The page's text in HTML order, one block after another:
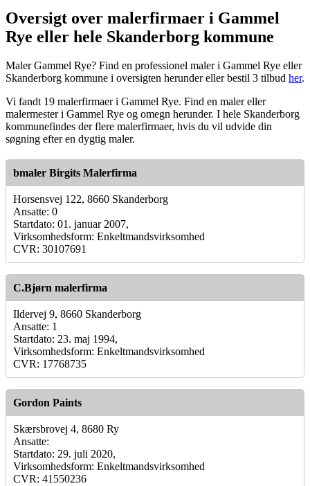
Oversigt over malerfirmaer i Gammel
Rye eller hele Skanderborg kommune
Maler Gammel Rye? Find en professionel maler i Gammel Rye eller
Skanderborg kommune i oversigten herunder eller bestil 3 tilbud her.
Vi fandt 19 malerfirmaer i Gammel Rye. Find en maler eller
malermester i Gammel Rye og omegn herunder. I hele Skanderborg
kommunefindes der flere malerfirmaer, hvis du vil udvide din
søgning efter en dygtig maler.
bmaler Birgits Malerfirma
Horsensvej 122, 8660 Skanderborg
Ansatte: 0
Startdato: 01. januar 2007,
Virksomhedsform: Enkeltmandsvirksomhed
CVR: 30107691
C.Bjørn malerfirma
Ildervej 9, 8660 Skanderborg
Ansatte: 1
Startdato: 23. maj 1994,
Virksomhedsform: Enkeltmandsvirksomhed
CVR: 17768735
Gordon Paints
Skærsbrovej 4, 8680 Ry
Ansatte:
Startdato: 29. juli 2020,
Virksomhedsform: Enkeltmandsvirksomhed
CVR: 41550236